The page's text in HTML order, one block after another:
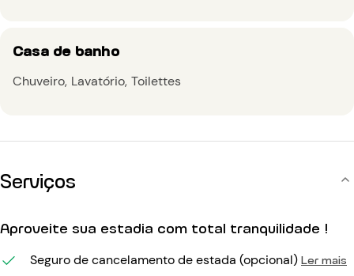
Casa de banho
Chuveiro Lavatório Toilettes
Serviços
Aproveite sua estadia com total tranquilidade !
Seguro de cancelamento de estada (opcional) Ler mais